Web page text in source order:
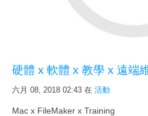
硬體 x 軟體 x 教學 x 遠端
六月 08, 2018 02:43 在 活動
Mac x FileMaker x Training